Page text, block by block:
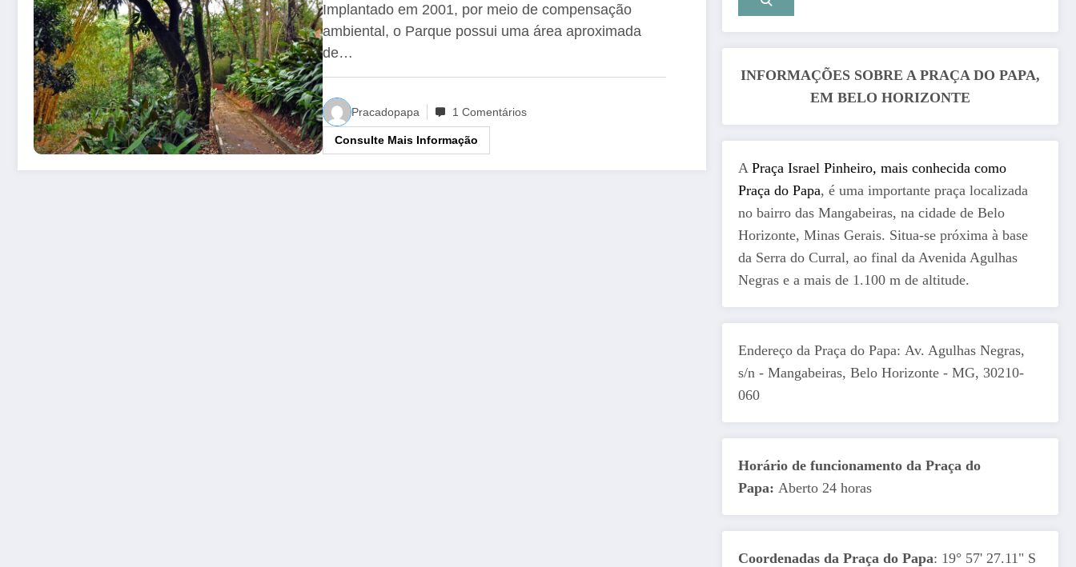
Implantado em 2001, por meio de compensação
ambiental, o Parque possui uma área aproximada
de…
Pracadopapa 1 Comentários
Consulte Mais Informação
INFORMAÇÕES SOBRE A PRAÇA DO PAPA,
EM BELO HORIZONTE
APraça Israel Pinheiro, mais conhecida como
Praça do Papa, é uma importante praça localizada
no bairro das Mangabeiras, na cidade de Belo
Horizonte, Minas Gerais. Situa-se próxima à base
da Serra do Curral, ao final da Avenida Agulhas
Negras e a mais de 1.100 m de altitude.
Endereço da Praça do Papa: Av. Agulhas Negras,
s/n - Mangabeiras, Belo Horizonte - MG, 30210-
060
Horário de funcionamento da Praça do
Papa: Aberto 24 horas
Coordenadas da Praça do Papa: 19° 57' 27.11" S